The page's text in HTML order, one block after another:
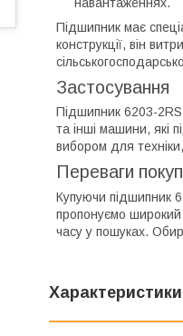
Підшипник має
конструкції, він
Застосування
Підшипник 6203-
та інші машини, які
вибором для
Переваги
Купуючи підшипник
пропонуємо
часу у пошуках.
Характеристики